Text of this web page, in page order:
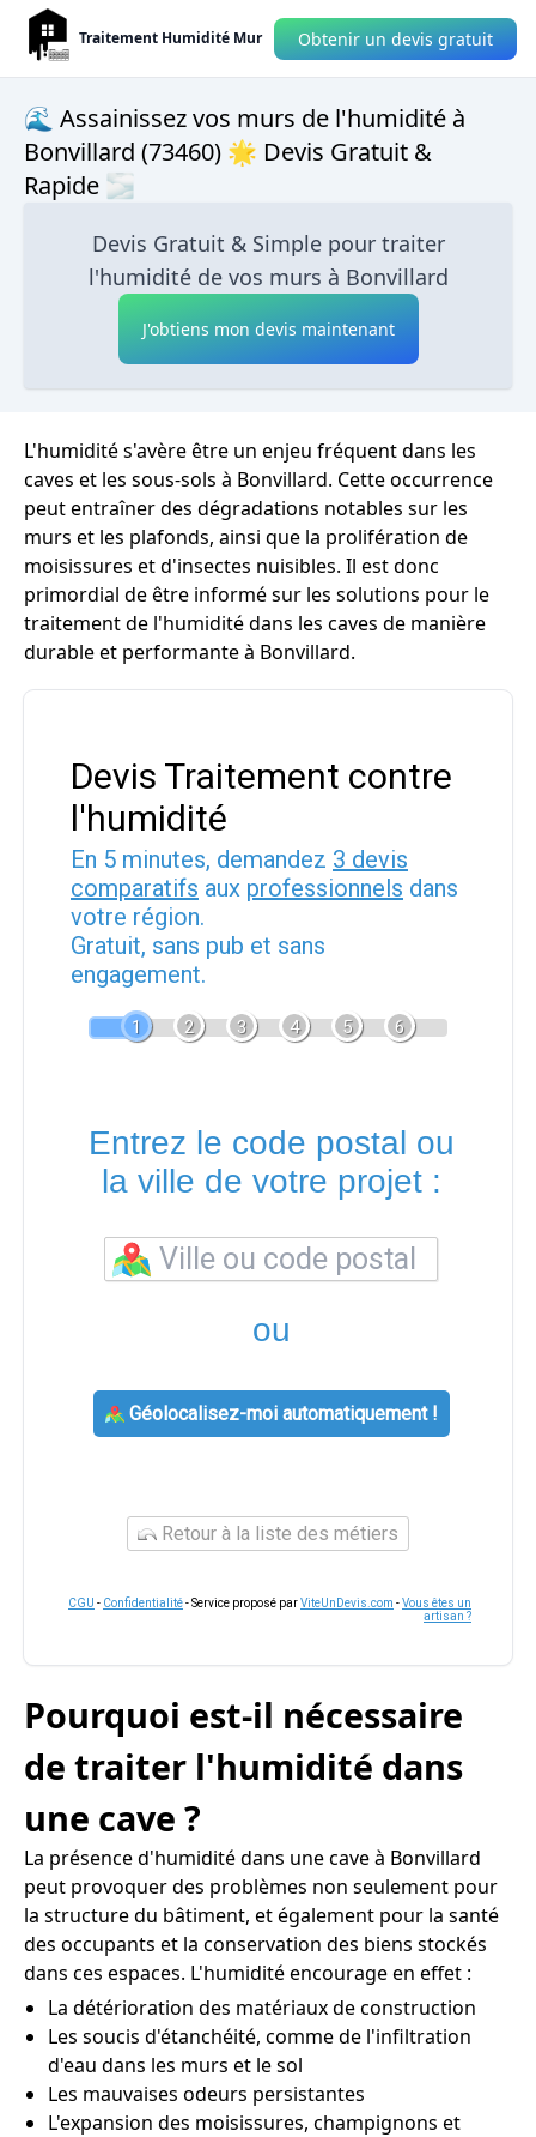
Traitement Humidité Mur Obtenir un devis gratuit
🌊 Assainissez vos murs de l'humidité à
Bonvillard (73460) 🌟 Devis Gratuit &
Rapide 🌫
Devis Gratuit & Simple pour traiter
l'humidité de vos murs à Bonvillard
J'obtiens mon devis maintenant
L'humidité s'avère être un enjeu fréquent dans les
caves et les sous-sols à Bonvillard. Cette occurrence
peut entraîner des dégradations notables sur les
murs et les plafonds, ainsi que la prolifération de
moisissures et d'insectes nuisibles. Il est donc
primordial de être informé sur les solutions pour le
traitement de l'humidité dans les caves de manière
durable et performante à Bonvillard.
Devis Traitement contre
l'humidité
En 5 minutes, demandez 3 devis
comparatifs aux professionnels dans
votre région.
Gratuit, sans pub et sans
engagement.
1 2 3 4 5 6
Entrez le code postal ou
la ville de votre projet :
ou
Géolocalisez-moi automatiquement !
Retour à la liste des métiers
CGU - Confidentialité- Service proposé parViteUnDevis.com -Vous êtes un
artisan ?
Pourquoi est-il nécessaire
de traiter l'humidité dans
une cave ?
La présence d'humidité dans une cave à Bonvillard
peut provoquer des problèmes non seulement pour
la structure du bâtiment, et également pour la santé
des occupants et la conservation des biens stockés
dans ces espaces. L'humidité encourage en effet :
La détérioration des matériaux de construction
Les soucis d'étanchéité, comme de l'infiltration
d'eau dans les murs et le sol
Les mauvaises odeurs persistantes
L'expansion des moisissures, champignons et